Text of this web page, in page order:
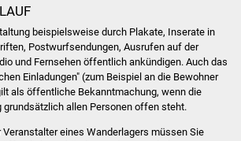
Schulen
Kindergärten
beispielsweise durch Plakate, Inserate in
Postwurfsendungen, Ausrufen auf der
und Fernsehen öffentlich ankündigen. Auch das
Einladungen" (zum Beispiel an die Bewohner
als öffentliche Bekanntmachung, wenn die
allen Personen offen steht.
eines Wanderlagers müssen Sie